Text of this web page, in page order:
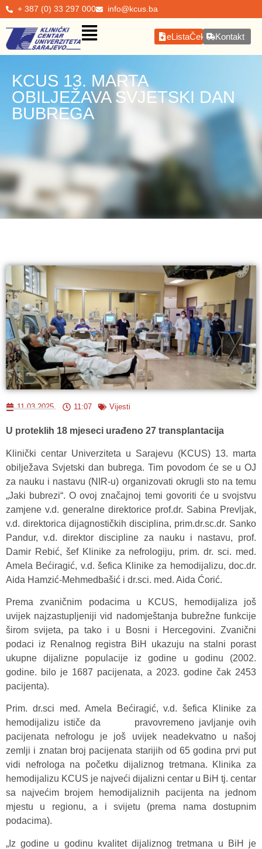
+ 387 (0) 33 297 000 info@kcus.ba
eListaČekanjaKontakt
KCUS 13. MARTA
OBILJEŽAVA SVJETSKI DAN
BUBREGA
11.03.2025. 11:07 Vijesti
U proteklih 18 mjeseci urađeno 27 transplantacija
Klinički centar Univerziteta u Sarajevu (KCUS) 13. marta
obilježava Svjetski dan bubrega. Tim povodom će se u OJ
za nauku i nastavu (NIR-u) organizovati okrugli sto na temu
„Jaki bubrezi“. O ovoj značajnoj temi govoriti će u svojstvu
zamjene v.d. generalne direktorice prof.dr. Sabina Prevljak,
v.d. direktorica dijagnostičkih disciplina, prim.dr.sc.dr. Sanko
Pandur, v.d. direktor discipline za nauku i nastavu, prof.
Damir Rebić, šef Klinike za nefrologiju, prim. dr. sci. med.
Amela Bećiragić, v.d. šefica Klinike za hemodijalizu, doc.dr.
Aida Hamzić-Mehmedbašić i dr.sci. med. Aida Ćorić.
Prema zvaničnim podacima u KCUS, hemodijaliza još
uvijek najzastupljeniji vid nadomještanja bubrežne funkcije
širom svijeta, pa tako i u Bosni i Hercegovini. Zvanični
podaci iz Renalnog registra BiH ukazuju na stalni porast
ukupne dijalizne populacije iz godine u godinu (2002.
godine. bilo je 1687 pacijenata, a 2023. godine čak 2453
pacijenta).
Prim. dr.sci med. Amela Bećiragić, v.d. šefica Klinike za
hemodijalizu ističe da pravovremeno javljanje ovih
pacijenata nefrologu je još uvijek neadekvatno u našoj
zemlji i znatan broj pacijenata starijih od 65 godina prvi put
vidi nefrologa na početku dijaliznog tretmana. Klinika za
hemodijalizu KCUS je najveći dijalizni centar u BiH tj. centar
sa najvećim brojem hemodijaliznih pacijenta na jednom
mjestu u regionu, a i svijetu (prema nama dostupnim
podacima).
„Iz godine u godinu kvalitet dijaliznog tretmana u BiH je